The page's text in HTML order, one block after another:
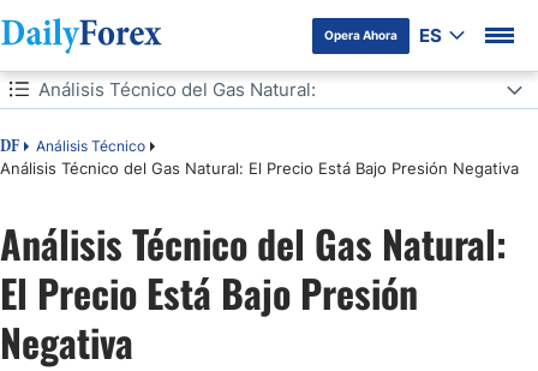
Opera Ahora ES
Tabla de contenidos
DF Análisis Técnico
Análisis Técnico del Gas Natural: El Precio Está Bajo Presión Negativa
Análisis Técnico del Gas Natural:
Análisis Técnico del Gas Natural:
Análisis Técnico del Gas Natural:
El Precio Está Bajo Presión
Negativa